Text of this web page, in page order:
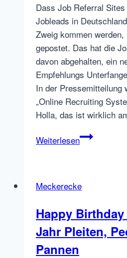
Dass Job Referral
Jobleads in
Zweig kommen
gepostet. Das hat die
davon abgehalten, ein
Empfehlungs
In der Pressemitteilung
„Online Recruiting
Holla, das ist wirklich
WeiterlesenNoch
will
Freunde
Meckerecke
Happy
Jahr Pleiten,
Pannen